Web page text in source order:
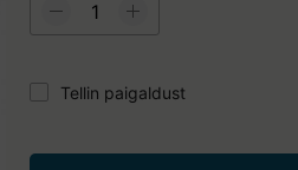
Tellin paigaldust